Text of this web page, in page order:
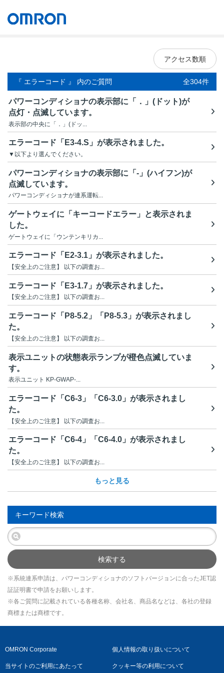
アクセス数順
『 エラーコード 』 内のご質問 全304件
パワーコンディショナの表示部に「．」(ドット)が
点灯・点滅しています。
表示部の中央に「．」(ドッ...
エラーコード「E3-4.S」が表示されました。
▼以下より選んでください。
パワーコンディショナの表示部に「-」(ハイフン)が
点滅しています。
パワーコンディショナが連系運転...
ゲートウェイに「キーコードエラー」と表示されま
した。
ゲートウェイに「ウンテンキリカ...
エラーコード「E2-3.1」が表示されました。
【安全上のご注意】 以下の調査お...
エラーコード「E3-1.7」が表示されました。
【安全上のご注意】 以下の調査お...
エラーコード「P8-5.2」「P8-5.3」が表示されまし
た。
【安全上のご注意】 以下の調査お...
表示ユニットの状態表示ランプが橙色点滅していま
す。
表示ユニット KP-GWAP-...
エラーコード「C6-3」「C6-3.0」が表示されまし
た。
【安全上のご注意】 以下の調査お...
エラーコード「C6-4」「C6-4.0」が表示されまし
た。
【安全上のご注意】 以下の調査お...
もっと見る
キーワード検索
検索する
※系統連系申請は、パワーコンディショナのソフトバージョンに合ったJET認
証証明書で申請をお願いします。
※各ご質問に記載されている各種名称、会社名、商品名などは、各社の登録
商標または商標です。
OMRON Corporate 個人情報の取り扱いについて
当サイトのご利用にあたって クッキー等の利用について